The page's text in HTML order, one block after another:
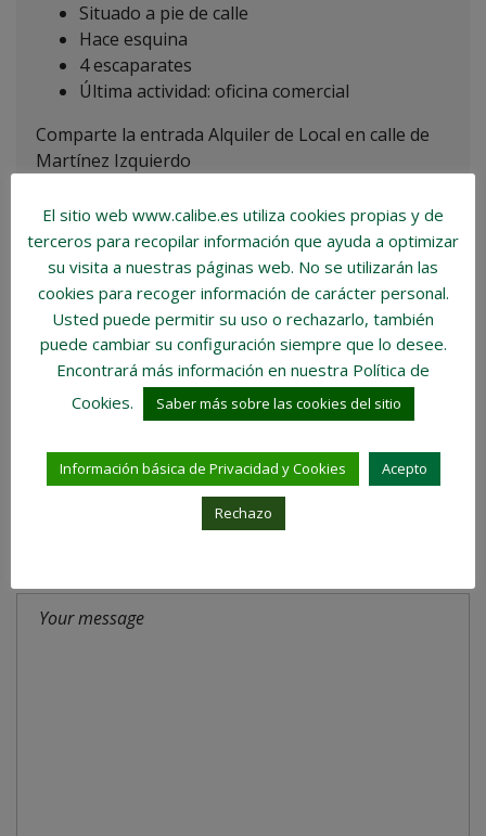
Situado a pie de calle
Hace esquina
4 escaparates
Última actividad: oficina comercial
Comparte la entrada Alquiler de Local en calle de
Martínez Izquierdo
LinkedIn
Envíalo por WhatsApp
Publicado:
26 julio, 2023
Última actualización: 28 febrero, 2025
345
Contacta con nuestro equipo
El sitio web www.calibe.es utiliza cookies propias y de
terceros para recopilar información que ayuda a optimizar
su visita a nuestras páginas web. No se utilizarán las
cookies para recoger información de carácter personal.
Usted puede permitir su uso o rechazarlo, también
puede cambiar su configuración siempre que lo desee.
Encontrará más información en nuestra Política de
Cookies.
Saber más sobre las cookies del sitio
Información básica de Privacidad y Cookies Acepto
Rechazo